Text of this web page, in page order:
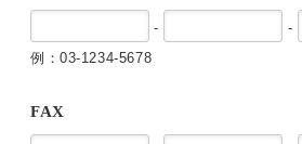
-
-
例：03-1234-5678
FAX